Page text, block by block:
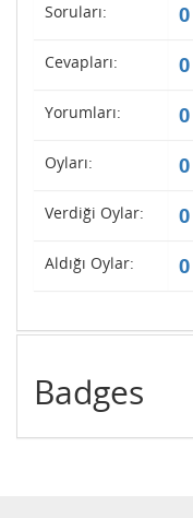
Soruları: 0
Cevapları: 0
Yorumları: 0
Oyları: 0
Verdiği Oylar: 0
Aldığı Oylar: 0
Badges